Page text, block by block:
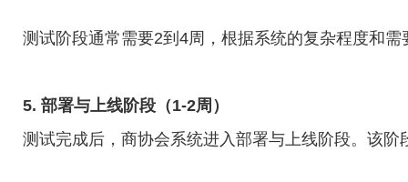
测试阶段通常需要2到4周，根据系统的复杂程度和
5. 部署与上线阶段（1-2周）
测试完成后，商协会系统进入部署与上线阶段。该阶